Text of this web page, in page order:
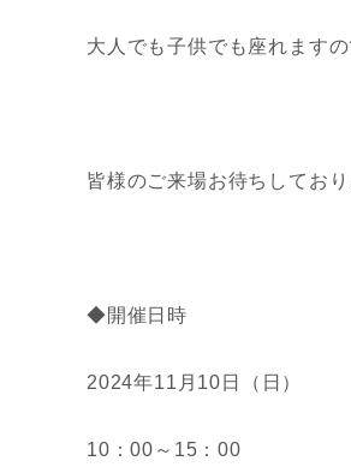
大人でも子供でも座れます
皆様のご来場お待ちしており
◆開催日時
2024年11月10日（日）
10：00～15：00